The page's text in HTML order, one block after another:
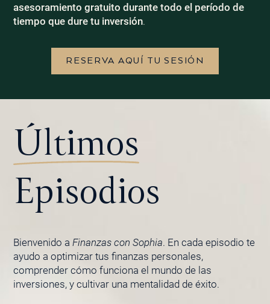
asesoramiento gratuito durante todo el período de
tiempo que dure tu inversión.
RESERVA AQUÍ TU SESIÓN
Últimos
Episodios
Bienvenido a Finanzas con Sophia. En cada episodio te
ayudo a optimizar tus finanzas personales,
comprender cómo funciona el mundo de las
inversiones, y cultivar una mentalidad de éxito.